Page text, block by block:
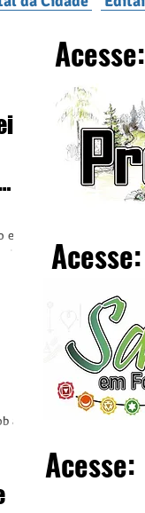
a
Acesse:
Acesse:
Acesse: